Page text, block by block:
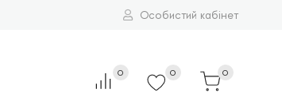
Особистий кабінет
0 0 0